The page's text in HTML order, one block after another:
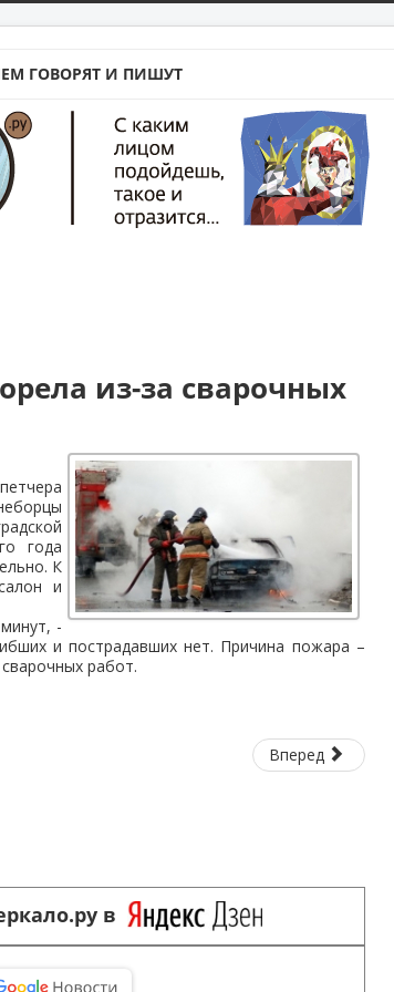
ГОВОРЯТ И ПИШУТ
из-за сварочных
года
К
и
-
и пострадавших нет. Причина пожара –
работ.
Вперед
в